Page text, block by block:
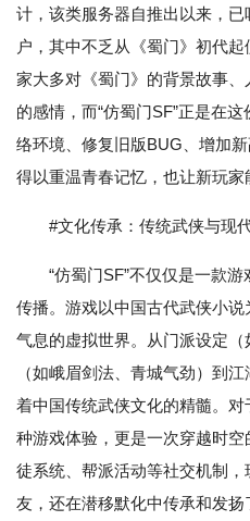
计，该类服务器自推出以来，
户，其中不乏从《蜀门》初代
家大多对《蜀门》的背景故事
的感情，而“仿蜀门SF”正是在
络环境、修复旧版BUG、增加
得以重温青春记忆，也让新玩家
#文化传承：传统武侠与现
“仿蜀门SF”不仅仅是一款
传播。游戏以中国古代武侠小
气息的虚拟世界。从门派设定
（如峨眉剑法、青城气劲）到
着中国传统武侠文化的精髓。
种游戏体验，更是一次穿越时
徒系统、帮派活动等社交机制
友，还在潜移默化中传承和发扬